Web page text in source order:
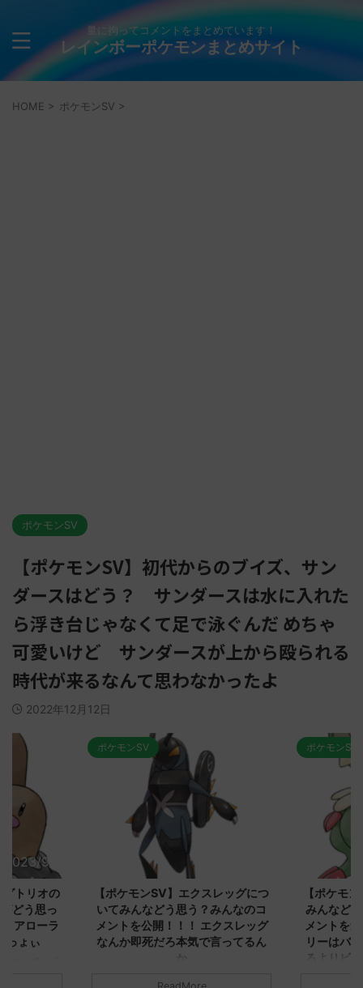
量に拘ってコメントをまとめています！
レインボーポケモンまとめサイト
HOME > ポケモンSV >
ポケモンSV
【ポケモンSV】初代からのブイズ、サン
ダースはどう？ サンダースは水に入れた
ら浮き台じゃなくて足で泳ぐんだ めちゃ
可愛いけど サンダースが上から殴られる
時代が来るなんて思わなかったよ
2022年12月12日
2023/9/8
トリオの
どう思っ
アローラ
っょぃ
ポケモンSV
【ポケモンSV】エクスレッグにつ
いてみんなどう思う？みんなのコ
メントを公開！！！ エクスレッグ
なんか即死だろ本気で言ってるん
か
ポケモンSV
【ポケモ
みんなど
メントを
リーはバ
るよりビ